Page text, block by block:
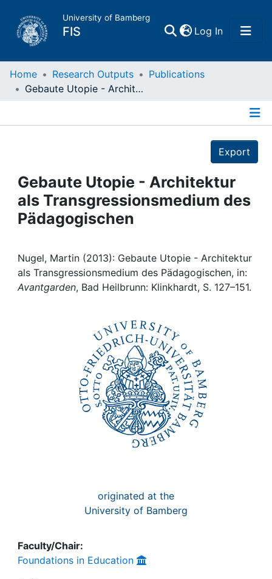
University of Bamberg
FIS Log In(current)
Home
Projects
People
Awards
Home Research Outputs
Publications
Gebaute Utopie - Architektur als Transgressionsmedium des Pädagogischen
Export
Gebaute Utopie - Architektur
als Transgressionsmedium des
Pädagogischen
Nugel, Martin (2013): Gebaute Utopie - Architektur
als Transgressionsmedium des Pädagogischen, in:
Avantgarden, Bad Heilbrunn: Klinkhardt, S. 127–151.
originated at the
University of Bamberg
Faculty/Chair:
Foundations in Education